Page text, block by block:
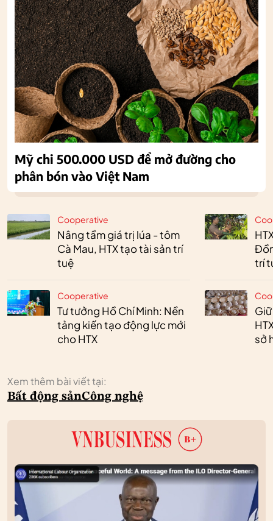
Cooperative
Nâng tầm giá trị lúa - tôm
Cà Mau, HTX tạo tài sản trí
tuệ
Cooperative
Tư tưởng Hồ Chí Minh: Nền
tảng kiến tạo động lực mới
cho HTX
trí
sở
Xem thêm bài viết tại:
Bất động sảnCông nghệ
Mỹ chi 500.000 USD để mở đường cho
phân bón vào Việt Nam